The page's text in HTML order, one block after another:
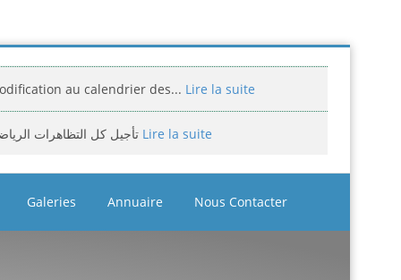
au calendrier des... Lire la suite
تأجيل كل التظاهرات Lire la suite
des compétitions...Lire la suite
Galeries Annuaire Nous Contacter